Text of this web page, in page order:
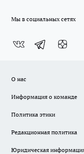
Мы в социальных сетях
О нас
Информация о команде
Политика этики
Редакционная политика
Юридическая